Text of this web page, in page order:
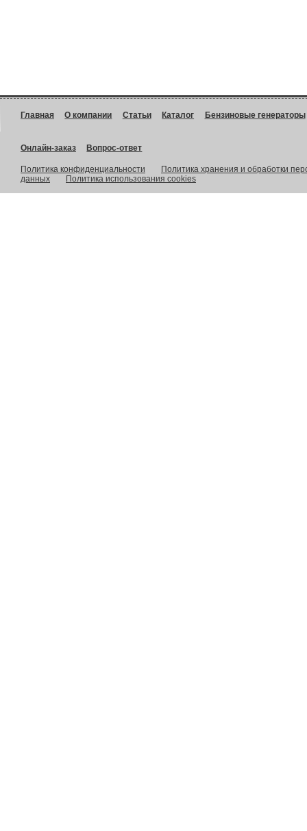
Главная О компании Статьи Каталог Бензиновые генераторы
Онлайн-заказ Вопрос-ответ
Политика конфиденциальности
Политика хранения и обработки
данных
Политика использования cookies